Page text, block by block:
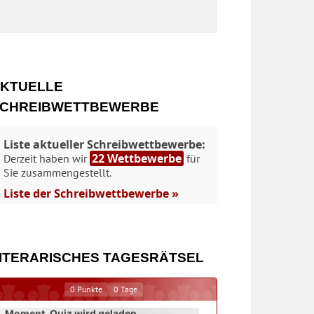
Liste aktueller Schreibwettbewerbe:
Derzeit haben wir 22 Wettbewerbe für
Sie zusammengestellt.
Liste der Schreibwettbewerbe »
TAGESRÄTSEL
0 Punkte 0 Tage